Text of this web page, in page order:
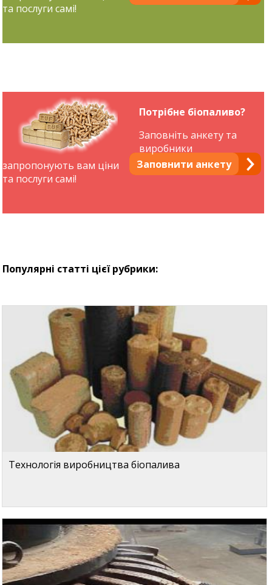
та послуги самі!
Потрібне біопаливо?
Заповнити анкету
Заповніть анкету та
виробники
запропонують вам ціни
та послуги самі!
Популярні статті цієї рубрики:
Технологія виробництва біопалива